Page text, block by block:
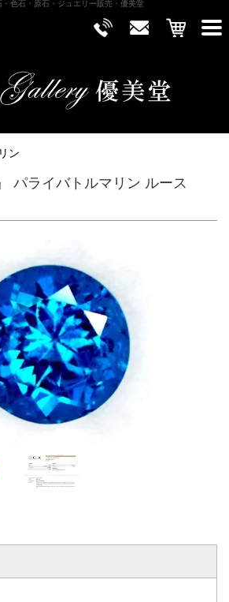
色石・原石・ジュエリー販売・優美堂
ン
パライバトルマリン ルース